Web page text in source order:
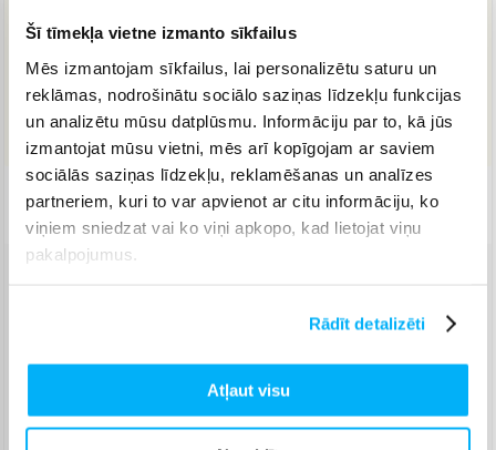
Šī tīmekļa vietne izmanto sīkfailus
Mēs izmantojam sīkfailus, lai personalizētu saturu un
reklāmas, nodrošinātu sociālo saziņas līdzekļu funkcijas
un analizētu mūsu datplūsmu. Informāciju par to, kā jūs
izmantojat mūsu vietni, mēs arī kopīgojam ar saviem
sociālās saziņas līdzekļu, reklamēšanas un analīzes
partneriem, kuri to var apvienot ar citu informāciju, ko
viņiem sniedzat vai ko viņi apkopo, kad lietojat viņu
pakalpojumus.
Rādīt detalizēti
Atļaut visu
29,73 €
IELIKT GROZĀ
Piegāde: 7-12 d.d.
Augusts 18d. - Augusts 25d.
Omniva pakomāts (3,99 €)